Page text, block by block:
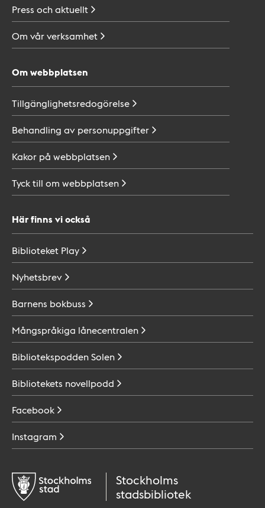
Press ochaktuellt
Om vårverksamhet
Om webbplatsen
Tillgänglighetsredogörelse
Behandling av personuppgifter
Kakor på webbplatsen
Tyck till om webbplatsen
Här finns vi också
Biblioteket Play
Nyhetsbrev
Barnens bokbuss
Mångspråkiga lånecentralen
BibliotekspoddenSolen
Bibliotekets novellpodd
Facebook
Instagram
Stockholms
stadsbibliotek